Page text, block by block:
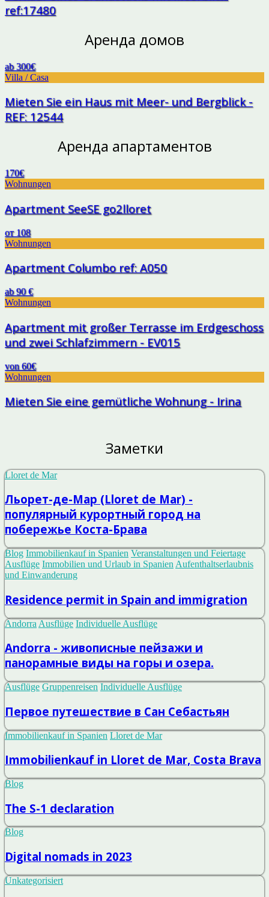
ref:17480
Аренда домов
ab 300€
Villa / Casa
Mieten Sie ein Haus mit Meer- und Bergblick -
REF: 12544
Аренда апартаментов
170€
Wohnungen
Apartment SeeSE go2lloret
от 108
Wohnungen
Apartment Columbo ref: A050
ab 90 €
Wohnungen
Apartment mit großer Terrasse im Erdgeschoss
und zwei Schlafzimmern - EV015
von 60€
Wohnungen
Mieten Sie eine gemütliche Wohnung - Irina
Заметки
Lloret de Mar
Льорет-де-Мар (Lloret de Mar) -
популярный курортный город на
побережье Коста-Брава
Blog Immobilienkauf in Spanien Veranstaltungen und Feiertage
Ausflüge Immobilien und Urlaub in Spanien Aufenthaltserlaubnis
und Einwanderung
Residence permit in Spain and immigration
Andorra Ausflüge Individuelle Ausflüge
Andorra - живописные пейзажи и
панорамные виды на горы и озера.
Ausflüge Gruppenreisen Individuelle Ausflüge
Первое путешествие в Сан Себастьян
Immobilienkauf in Spanien Lloret de Mar
Immobilienkauf in Lloret de Mar, Costa Brava
Blog
The S-1 declaration
Blog
Digital nomads in 2023
Unkategorisiert